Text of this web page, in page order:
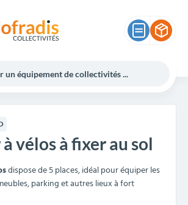
vélos à fixer au sol
dispose de 5 places, idéal pour équiper les
parking et autres lieux à fort